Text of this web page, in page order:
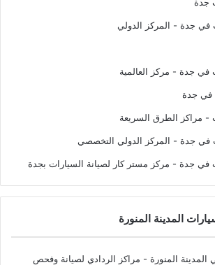
في جدة - المركز الدولي
في جدة - مركز العالمية
في جدة
- مراكز الطرق السريعة
في جدة - المركز الدولي التخصصي
في جدة - مركز مستر كار لصيانة السيارات بجدة
المدينة المنورة
المنورة - مراكز الردادي لصيانة وفحص